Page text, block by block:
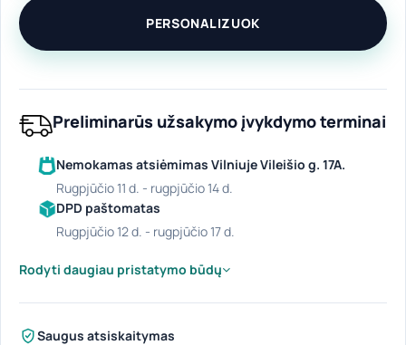
PERSONALIZUOK
Preliminarūs užsakymo įvykdymo terminai
Nemokamas atsiėmimas Vilniuje Vileišio g. 17A.
rugpjūčio 11 d. - rugpjūčio 14 d.
DPD paštomatas
rugpjūčio 12 d. - rugpjūčio 17 d.
Rodyti daugiau pristatymo būdų
Saugus atsiskaitymas